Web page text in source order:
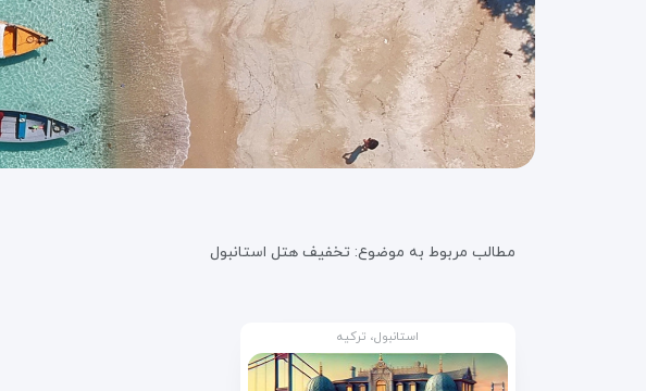
مطالب مربوط به موضوع: تخفیف هتل استانبول
استانبول، ترکیه